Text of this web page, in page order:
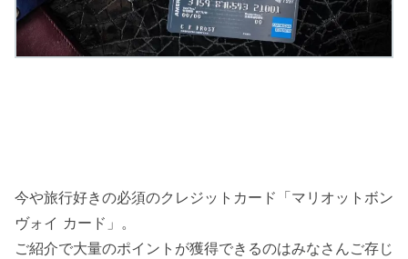
今や旅行好きの必須のクレジットカード「マリオットボン
ヴォイ カード」。
ご紹介で大量のポイントが獲得できるのはみなさんご存じ